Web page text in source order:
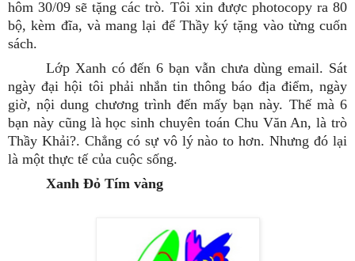
hôm 30/09 sẽ tặng các trò. Tôi xin được photocopy ra 80
bộ, kèm đĩa, và mang lại để Thầy ký tặng vào từng cuốn
sách.
Lớp Xanh có đến 6 bạn vẫn chưa dùng email. Sát
ngày đại hội tôi phải nhắn tin thông báo địa điểm, ngày
giờ, nội dung chương trình đến mấy bạn này. Thế mà 6
bạn này cũng là học sinh chuyên toán Chu Văn An, là trò
Thầy Khải?. Chẳng có sự vô lý nào to hơn. Nhưng đó lại
là một thực tế của cuộc sống.
Xanh Đỏ Tím vàng